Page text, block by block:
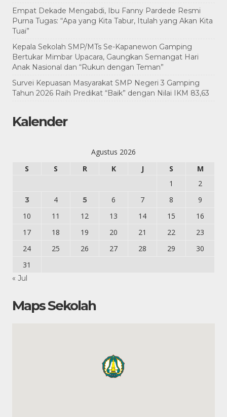
Empat Dekade Mengabdi, Ibu Fanny Pardede Resmi
Purna Tugas: “Apa yang Kita Tabur, Itulah yang Akan Kita
Tuai”
Kepala Sekolah SMP/MTs Se-Kapanewon Gamping
Bertukar Mimbar Upacara, Gaungkan Semangat Hari
Anak Nasional dan “Rukun dengan Teman”
Survei Kepuasan Masyarakat SMP Negeri 3 Gamping
Tahun 2026 Raih Predikat “Baik” dengan Nilai IKM 83,63
Kalender
Agustus 2026
S
S R K J S
M
1
2
3 4 5 6 7 8
9
10
11 12 13 14 15
16
17
18 19 20 21 22
23
24
25 26 27 28 29
30
31
« Jul
Maps Sekolah